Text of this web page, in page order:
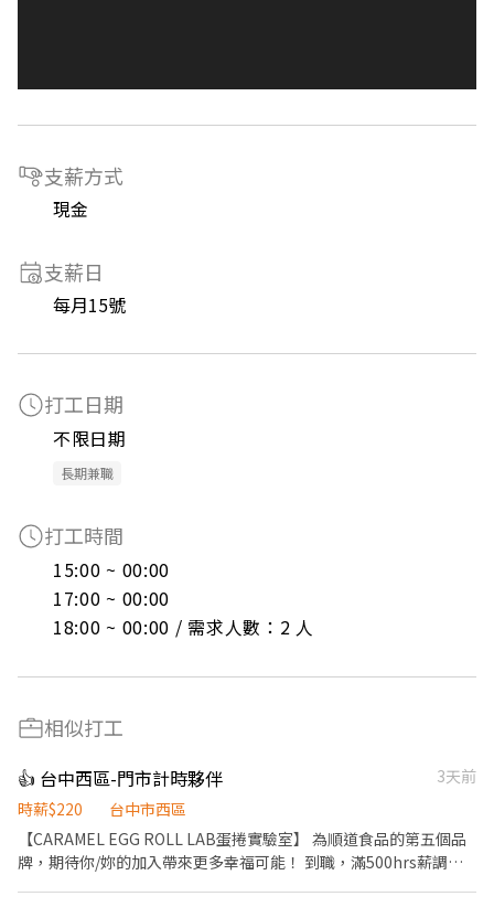
支薪方式
現金
支薪日
每月15號
打工日期
不限日期
長期兼職
打工時間
15:00 ~ 00:00
17:00 ~ 00:00
18:00 ~ 00:00 / 需求人數：2 人
相似打工
👍 台中西區-門市計時夥伴
3天前
時薪$220
台中市西區
【CARAMEL EGG ROLL LAB蛋捲實驗室】 為順道食品的第五個品
牌，期待你/妳的加入帶來更多幸福可能！ 到職，滿500hrs薪調